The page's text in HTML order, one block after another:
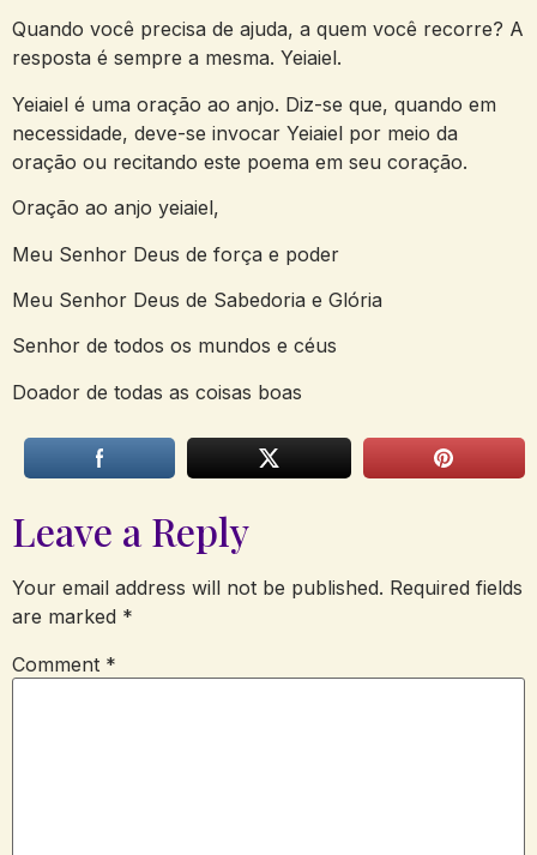
Quando você precisa de ajuda, a quem você recorre? A
resposta é sempre a mesma. Yeiaiel.
Yeiaiel é uma oração ao anjo. Diz-se que, quando em
necessidade, deve-se invocar Yeiaiel por meio da
oração ou recitando este poema em seu coração.
Oração ao anjo yeiaiel,
Meu Senhor Deus de força e poder
Meu Senhor Deus de Sabedoria e Glória
Senhor de todos os mundos e céus
Doador de todas as coisas boas
Leave a Reply
Your email address will not be published. Required fields
are marked *
Comment *